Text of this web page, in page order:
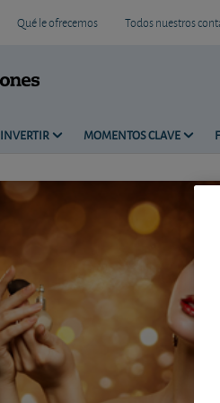
Qué le ofrecemos Todos nuestros
INVERTIR MOMENTOS CLAVE